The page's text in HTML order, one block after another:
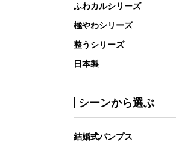
ふわカルシリーズ
極やわシリーズ
整うシリーズ
日本製
シーンから選ぶ
結婚式パンプス